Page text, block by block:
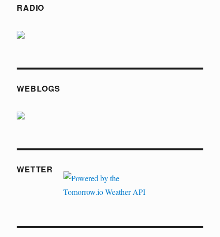
RADIO
WEBLOGS
WETTER